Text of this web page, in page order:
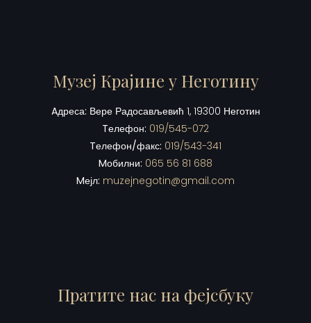
Музеј Крајине у Неготину
Aдреса: Вере Радосављевић 1, 19300 Неготин
Tелефон: 019/545-072
Tелефон/факс: 019/543-341
Mобилни: 065 56 81 688
Mејл: muzejnegotin@gmail.com
Пратите нас на фејсбуку